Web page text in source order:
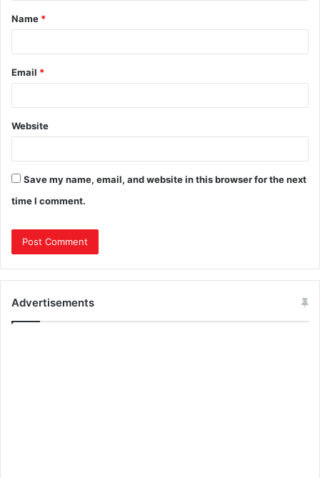
Name *
Email *
Website
Save my name, email, and website in this browser for the next
time I comment.
Advertisements